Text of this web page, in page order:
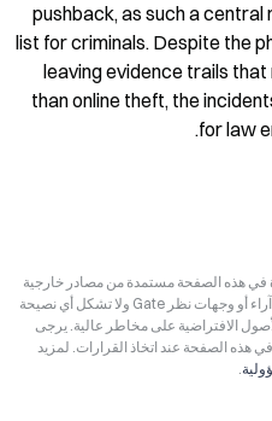
pushback, as such a
list for criminals. Despite the
leaving evidence trails
than online theft, the
for law
في هذه الصفحة مستمدة من مصادر خارجية
وهي للمرجعية فقط. لا تمثل هذه المعلومات آراء أو وجهات نظر Gate ولا تشكل أي نصيحة
الافتراضية على مخاطر عالية. يرجى
هذه الصفحة عند اتخاذ القرارات. لمزيد
.